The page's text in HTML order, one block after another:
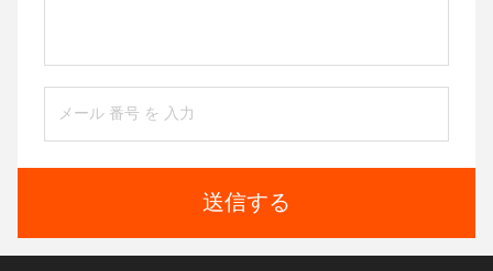
送信する